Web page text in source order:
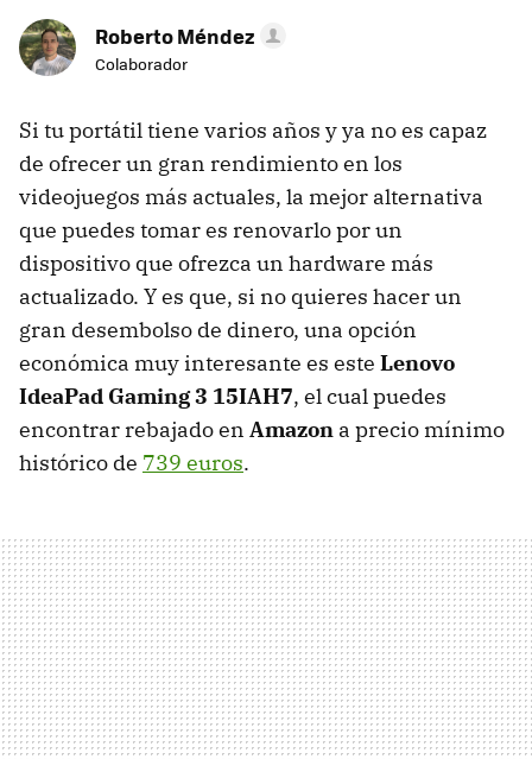
Roberto Méndez
Colaborador
Si tu portátil tiene varios años y ya no es capaz
de ofrecer un gran rendimiento en los
videojuegos más actuales, la mejor alternativa
que puedes tomar es renovarlo por un
dispositivo que ofrezca un hardware más
actualizado. Y es que, si no quieres hacer un
gran desembolso de dinero, una opción
económica muy interesante es este Lenovo
IdeaPad Gaming 3 15IAH7, el cual puedes
encontrar rebajado en Amazon a precio mínimo
histórico de 739 euros.